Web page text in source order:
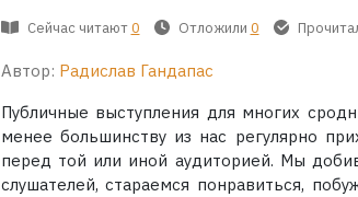
Сейчас читают 0 Отложили 0
Автор: Радислав Гандапас
Публичные выступления для многих
менее большинству из нас регулярно
перед той или иной аудиторией. Мы
слушателей, стараемся понравиться,